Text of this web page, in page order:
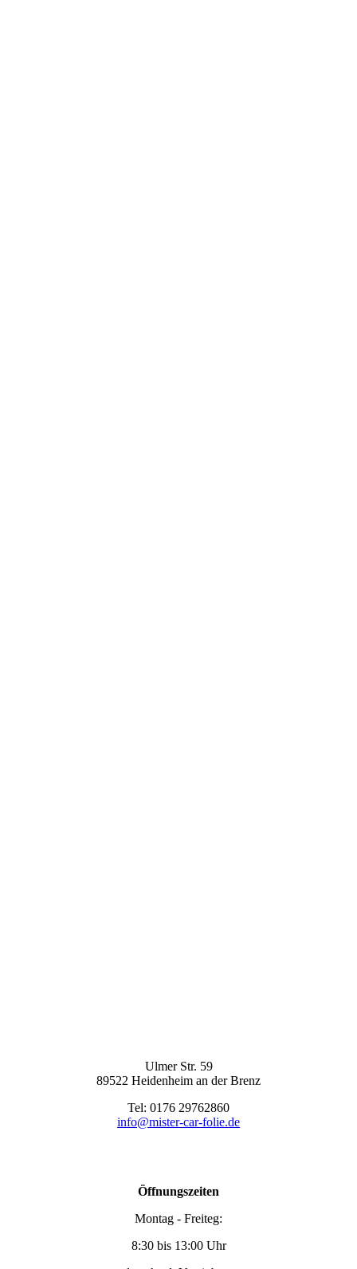
Ulmer Str. 59
89522 Heidenheim an der Brenz
Tel: 0176 29762860
info@mister-car-folie.de
Öffnungszeiten
Montag - Freiteg:
8:30 bis 13:00 Uhr